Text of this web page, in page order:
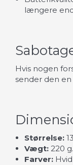
længere
Hvis nogen
sender den
Størrelse:
Vægt: 220 g.
Farver: